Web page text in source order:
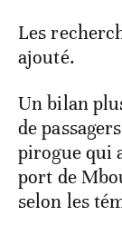
Les
ajouté.
Un bilan
de
pirogue qui
port de
selon les